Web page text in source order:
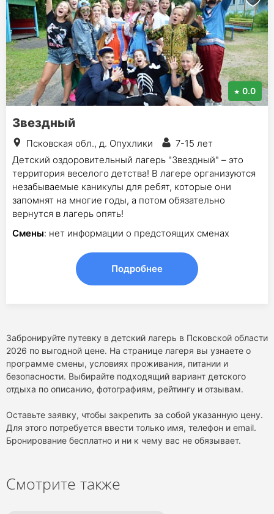
0.0
Звездный
Псковская обл., д. Опухлики
7-15 лет
Детский оздоровительный лагерь "Звездный" – это
территория веселого детства! В лагере организуются
незабываемые каникулы для ребят, которые они
запомнят на многие годы, а потом обязательно
вернутся в лагерь опять!
Смены: нет информации о предстоящих сменах
Подробнее
Забронируйте путевку в детский лагерь в Псковской области
2026 по выгодной цене. На странице лагеря вы узнаете о
программе смены, условиях проживания, питании и
безопасности. Выбирайте подходящий вариант детского
отдыха по описанию, фотографиям, рейтингу и отзывам.
Оставьте заявку, чтобы закрепить за собой указанную цену.
Для этого потребуется ввести только имя, телефон и email.
Бронирование бесплатно и ни к чему вас не обязывает.
Смотрите также